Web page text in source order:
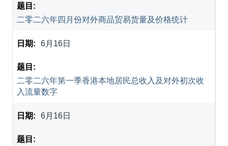
二零二六年四月份对外商品贸易货量及价格统计
6月16日
二零二六年第一季香港本地居民总收入及对外初次收
入流量数字
6月16日